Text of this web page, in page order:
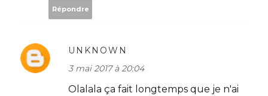
Répondre
UNKNOWN
3 mai 2017 à 20:04
Olalala ça fait longtemps que je n'ai